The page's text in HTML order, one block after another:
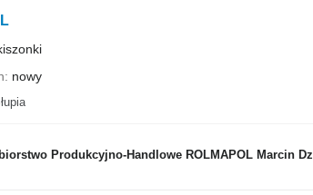
nowy
Produkcyjno-Handlowe ROLMAPOL Marcin Dziekan